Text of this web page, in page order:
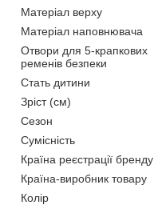
Матеріал верху
Матеріал наповнювача
Отвори для 5-крапкових
ременів безпеки
Стать дитини
Зріст (см)
Сезон
Сумісність
Країна реєстрації бренду
Країна-виробник товару
Колір